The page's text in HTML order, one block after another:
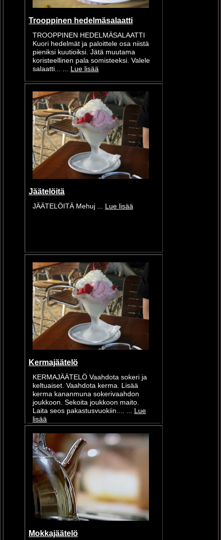
Trooppinen hedelmäsalaatti
TROOPPINEN HEDELMÄSALAATTI
Kuori hedelmät ja paloittele osa niistä
pieniksi kuutioiksi. Jätä muutama
koristeellinen pala somisteeksi. Valele
salaatti... ... Lue lisää
Jäätelöitä
JÄÄTELÖITÄ Mehuj ... Lue lisää
Kermajäätelö
KERMAJÄÄTELÖ Vaahdota sokeri ja
keltuaiset. Vaahdota kerma. Lisää
kerma kananmuna sokerivaahdon
joukkoon. Sekoita joukkoon maito.
Laita seos pakastusvuokiin.... ... Lue
lisää
Mokkajäätelö